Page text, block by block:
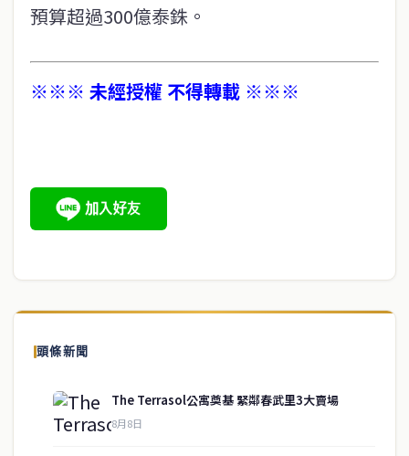
預算超過300億泰銖。
※※※ 未經授權 不得轉載 ※※※
頭條新聞
The Terrasol公寓奠基 緊鄰春武里3大賣場
8月8日